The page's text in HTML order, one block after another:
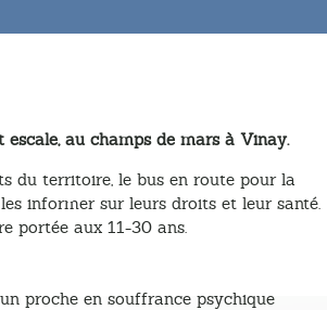
au champs de mars à Vinay.
du territoire, le bus en route pour la
informer sur leurs droits et leur santé.
portée aux 11-30 ans.
proche en souffrance psychique